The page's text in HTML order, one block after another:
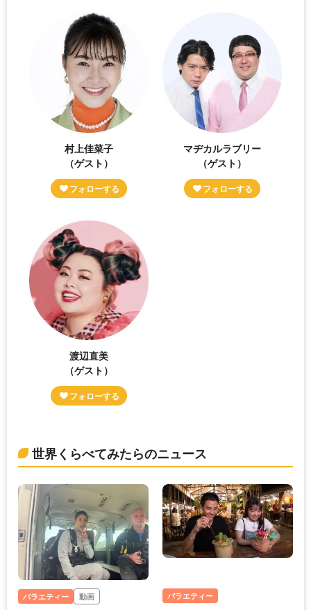
村上佳菜子
（ゲスト）
マヂカルラブリー
（ゲスト）
渡辺直美
（ゲスト）
世界くらべてみたらのニュース
バラエティー 動画 バラエティー